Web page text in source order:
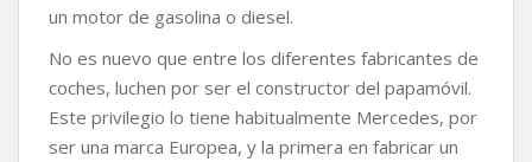
un motor de gasolina o diesel.
No es nuevo que entre los diferentes fabricantes de
coches, luchen por ser el constructor del papamóvil.
Este privilegio lo tiene habitualmente Mercedes, por
ser una marca Europea, y la primera en fabricar un